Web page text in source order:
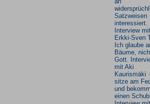
Satzweisen
interessiert.
Interview mit
Erkki-Sven
Ich glaube
Bäume,
Gott.
mit Aki
Kaurismäki
sitze am
und
einen